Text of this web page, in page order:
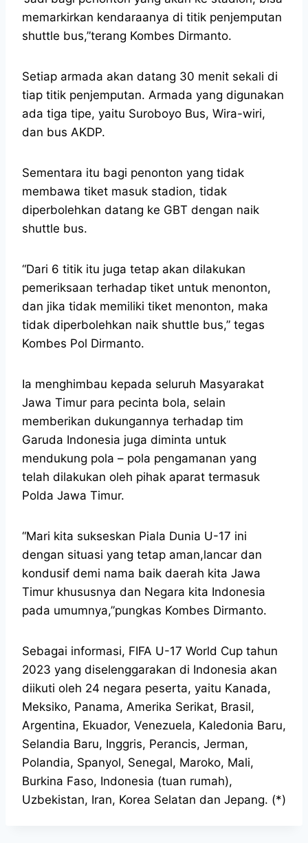
memarkirkan kendaraanya di titik penjemputan
shuttle bus,”terang Kombes Dirmanto.
Setiap armada akan datang 30 menit sekali di
tiap titik penjemputan. Armada yang digunakan
ada tiga tipe, yaitu Suroboyo Bus, Wira-wiri,
dan bus AKDP.
Sementara itu bagi penonton yang tidak
membawa tiket masuk stadion, tidak
diperbolehkan datang ke GBT dengan naik
shuttle bus.
“Dari 6 titik itu juga tetap akan dilakukan
pemeriksaan terhadap tiket untuk menonton,
dan jika tidak memiliki tiket menonton, maka
tidak diperbolehkan naik shuttle bus,” tegas
Kombes Pol Dirmanto.
Ia menghimbau kepada seluruh Masyarakat
Jawa Timur para pecinta bola, selain
memberikan dukungannya terhadap tim
Garuda Indonesia juga diminta untuk
mendukung pola – pola pengamanan yang
telah dilakukan oleh pihak aparat termasuk
Polda Jawa Timur.
“Mari kita sukseskan Piala Dunia U-17 ini
dengan situasi yang tetap aman,lancar dan
kondusif demi nama baik daerah kita Jawa
Timur khususnya dan Negara kita Indonesia
pada umumnya,”pungkas Kombes Dirmanto.
Sebagai informasi, FIFA U-17 World Cup tahun
2023 yang diselenggarakan di Indonesia akan
diikuti oleh 24 negara peserta, yaitu Kanada,
Meksiko, Panama, Amerika Serikat, Brasil,
Argentina, Ekuador, Venezuela, Kaledonia Baru,
Selandia Baru, Inggris, Perancis, Jerman,
Polandia, Spanyol, Senegal, Maroko, Mali,
Burkina Faso, Indonesia (tuan rumah),
Uzbekistan, Iran, Korea Selatan dan Jepang. (*)